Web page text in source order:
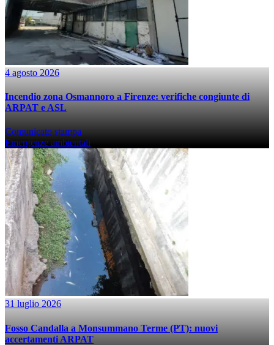
4 agosto 2026
Incendio zona Osmannoro a Firenze: verifiche congiunte di
ARPAT e ASL
Comunicato stampa
Emergenze ambientali
31 luglio 2026
Fosso Candalla a Monsummano Terme (PT): nuovi
accertamenti ARPAT